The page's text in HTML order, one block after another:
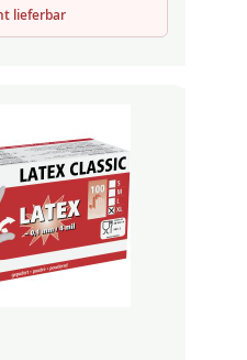
lieferbar